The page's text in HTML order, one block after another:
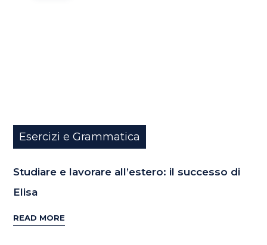
Esercizi e Grammatica
Studiare e lavorare all’estero: il successo di
Elisa
READ MORE